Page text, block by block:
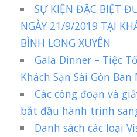
SỰ KIỆN ĐẶC BIỆT
NGÀY 21/9/2019 TẠI
BÌNH LONG XUYÊN
Gala Dinner – Tiệc
Khách Sạn Sài Gòn
Các công đoạn và
bắt đầu hành trình
Danh sách các loại